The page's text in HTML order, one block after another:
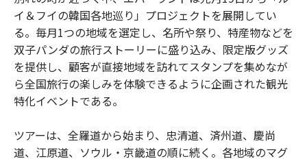
イ＆フイの韓国各地巡り」プロジェクトを展開してい
る。毎月1つの地域を選定し、名所や祭り、特産物などを
双子パンダの旅行ストーリーに盛り込み、限定版グッズ
を提供し、顧客が直接地域を訪れてスタンプを集めなが
ら全国旅行の楽しみを体験できるように企画された観光
特化イベントである。
ツアーは、全羅道から始まり、忠清道、済州道、慶尚
道、江原道、ソウル・京畿道の順に続く。各地域のマグ